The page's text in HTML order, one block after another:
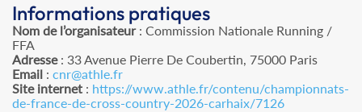
Informations pratiques
Nom de l’organisateur: Commission Nationale Running /
FFA
Adresse: 33 Avenue Pierre De Coubertin, 75000 Paris
Email : cnr@athle.fr
Site internet : https://www.athle.fr/contenu/championnats-
de-france-de-cross-country-2026-carhaix/7126